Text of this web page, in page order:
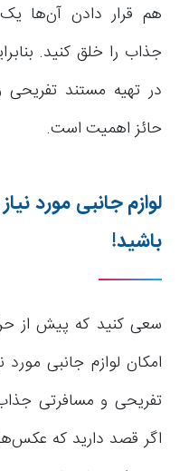
هم قرار دادن آن‌ها
جذاب را خلق کنید.
در تهیه مستند
حائز اهمیت است.
لوازم جانبی مورد
باشید!
سعی کنید که پیش از
امکان لوازم جانبی
تفریحی و مسافرتی
اگر قصد دارید که